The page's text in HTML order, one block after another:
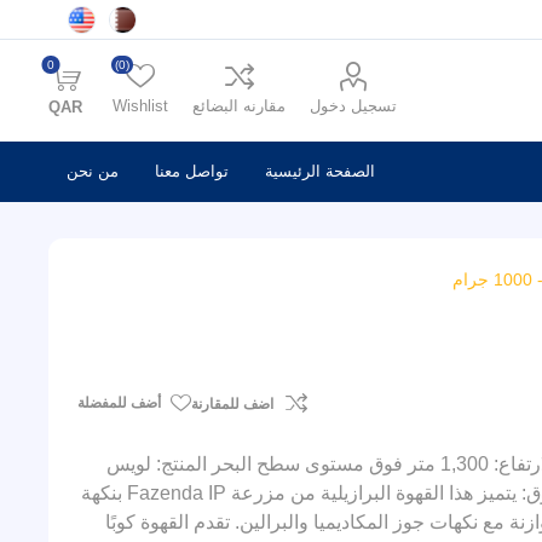
تسجيل دخول مقارنه البضائع Wishlist
(0)
0
QAR
الصفحة الرئيسية تواصل معنا من نحن
اضف للمقارنة أضف للمفضلة
المزرعة: Fazenda IP النوع: كاتواي أصفر طريقة المعالجة: طبيعي الارتفاع: 1,300 متر فوق مستوى سطح البحر المنتج: لويس
باولو دياس بيريرا المنطقة: كارمو دي ميناس، البرازيل ملاحظات التذوق: يتميز هذا القهوة البرازيلية من مزرعة Fazenda IP بنكهة
مع نكهات جوز المكاديميا والبرالين. تقدم القهوة كوبًا